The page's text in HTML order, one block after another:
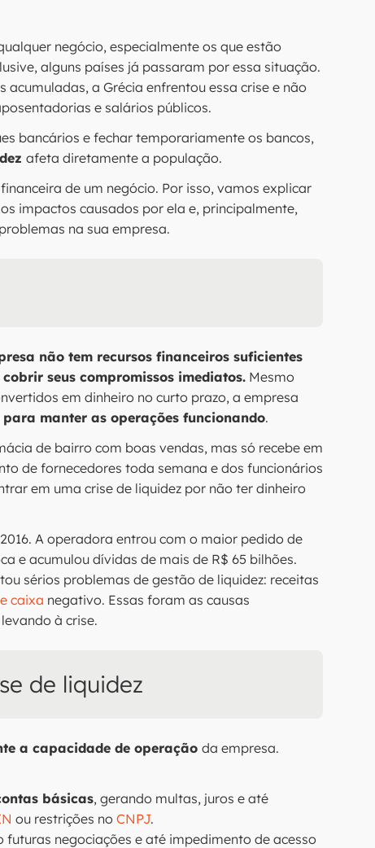
negócio, especialmente os que estão
alguns países já passaram por essa situação.
a Grécia enfrentou essa crise e não
e salários públicos.
bancários e fechar temporariamente os bancos,
afeta diretamente a população.
de um negócio. Por isso, vamos explicar
impactos causados por ela e, principalmente,
na sua empresa.
não tem recursos financeiros suficientes
seus compromissos imediatos.Mesmo
em dinheiro no curto prazo, a empresa
manter as operações funcionando.
de bairro com boas vendas, mas só recebe em
de fornecedores toda semana e dos funcionários
em uma crise de liquidez por não ter dinheiro
A operadora entrou com o maior pedido de
e acumulou dívidas de mais de R$ 65 bilhões.
sérios problemas de gestão de liquidez: receitas
caixa negativo. Essas foram as causas
à crise.
de liquidez
a capacidade de operação da empresa.
básicas, gerando multas, juros e até
ou restrições no CNPJ.
futuras negociações e até impedimento de acesso